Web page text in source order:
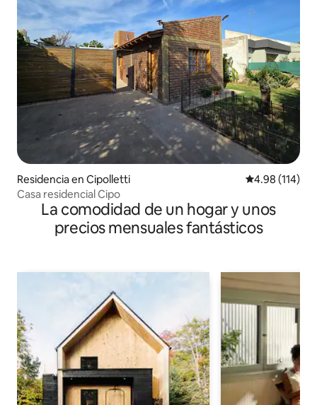
Residencia en Cipolletti Calificación
4.98 (114)
Casa residencial Cipo
La comodidad de un hogar y unos
precios mensuales fantásticos